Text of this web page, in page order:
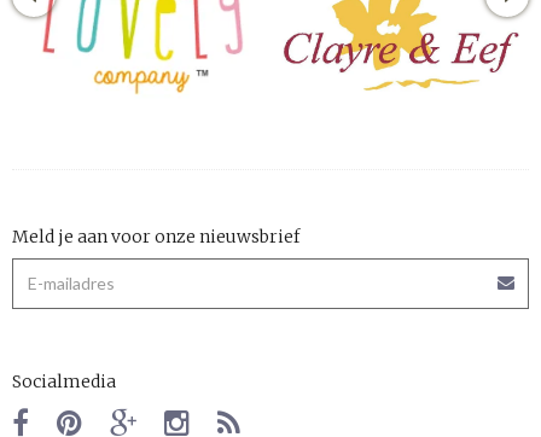
Meld je aan voor onze nieuwsbrief
Socialmedia